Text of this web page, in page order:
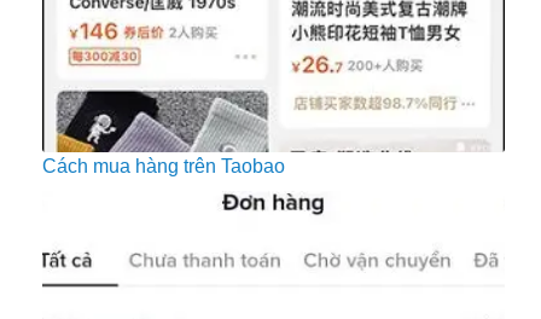
Cách mua hàng trên Taobao